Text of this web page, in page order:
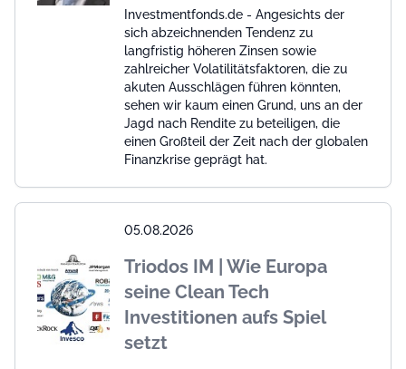
Investmentfonds.de - Angesichts der
sich abzeichnenden Tendenz zu
langfristig höheren Zinsen sowie
zahlreicher Volatilitätsfaktoren, die zu
akuten Ausschlägen führen könnten,
sehen wir kaum einen Grund, uns an der
Jagd nach Rendite zu beteiligen, die
einen Großteil der Zeit nach der globalen
Finanzkrise geprägt hat.
05.08.2026
Triodos IM | Wie Europa
seine Clean Tech
Investitionen aufs Spiel
setzt